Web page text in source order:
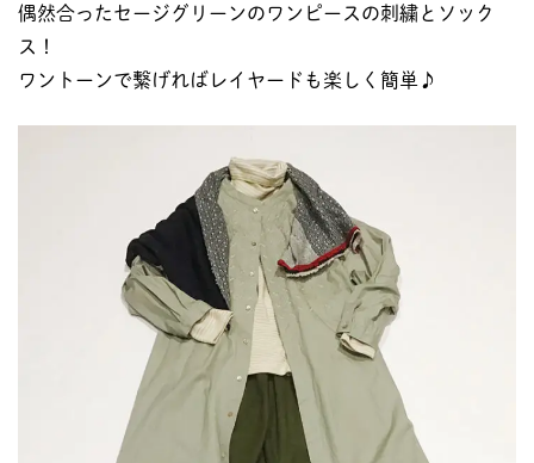
偶然合ったセージグリーンのワンピースの刺繍とソック
ス！
ワントーンで繋げればレイヤードも楽しく簡単♪